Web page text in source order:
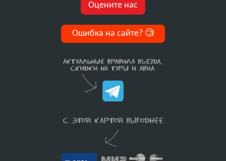
Оцените нас
Ошибка на сайте? 🧐